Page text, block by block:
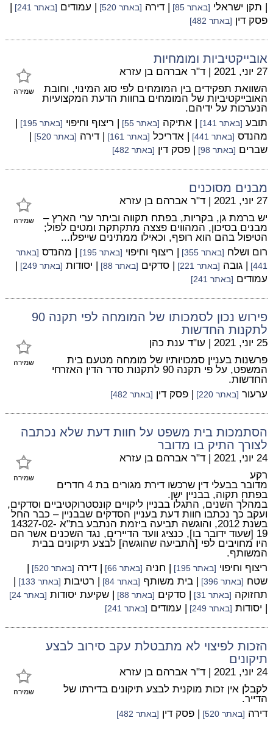
| תקן ישראלי [באתר 85] | דירה [באתר 520] | עמודים [באתר 241]
|
פסק דין [באתר 482]
אובייקטיביות ומומחיות
שמירה
27 יוני, 2021 | ד"ר אברהם בן עזרא
השוואת תפקידים בין המומחים לפי סוג המינוי, וחובת
האובייקטיביות של המומחים בחוות הדעת המקצועיות
הנערכות על ידיהם.
תובע [באתר 141] | אתיקה [באתר 55] | ריצוף וחיפוי [באתר 195]
|
מהנדס [באתר 441] | אדריכל [באתר 161] | דירה [באתר 520]
|
שברים [באתר 98] | פסק דין [באתר 482]
מבנים מסוכנים
שמירה
27 יוני, 2021 | ד"ר אברהם בן עזרא
יש ברמת גן, בקריות, בפתח תקווה וביתר ערי הארץ –
מבנים בסיכון, המהווים פצצה מתקתקת ומטים לפול;
הטיפול בהם הוא רופף, וכאילו ממתינים שייפלו...
רום ושלח [באתר 355] | ריצוף וחיפוי [באתר 195] | מהנדס [באתר
441]
| גובה [באתר 221] | סדקים [באתר 88] | יסודות [באתר 249]
|
עמודים [באתר 241]
פירוש נכון לסמכותו של המומחה לפי תקנה 90
לתקנות החדשות
שמירה
25 יוני, 2021 | עו"ד ענת כהן
פרשנות בעניין סמכויותיו של מומחה מטעם בית
המשפט, על פי תקנה 90 לתקנות סדר הדין האזרחי
החדשות.
ערעור [באתר 220] | פסק דין [באתר 482]
הסתמכות בית משפט על חוות דעת שלא נכתבה
לצורך התיק בו מדובר
שמירה
24 יוני, 2021 | ד"ר אברהם בן עזרא
רקע
מדובר בבעלי דין שרכשו דירת מגורים בת 4 חדרים
בפתח תקוה, בבניין ישן.
במהלך השנים, התגלו בבניין ליקויים קונסטרוקטיביים וסדקים,
ועקב כך נכתבו חוות דעת בעניין הסדקים שבבניין – כבר החל
בשנת 2012, והוגשה תביעה ביזמת הנתבע בת"א 14327-02-
19 [שעוד ידובר בו], כנציג וועד הדיירים, נגד השכנים אשר הם
היו מחויבים לפי [התביעה שהוגשה] לבצע תיקונים בבית
המשותף.
ריצוף וחיפוי [באתר 195] | חניה [באתר 66] | דירה [באתר 520]
|
שטח [באתר 396] | בית משותף [באתר 84] | רטיבות [באתר 133]
|
תחזוקה [באתר 31] | סדקים [באתר 88] | שקיעת יסודות [באתר 24]
| יסודות [באתר 249] | עמודים [באתר 241]
הזכות לפיצוי לא מתבטלת עקב סירוב לבצע
תיקונים
שמירה
24 יוני, 2021 | ד"ר אברהם בן עזרא
לקבלן אין זכות מוקנית לבצע תיקונים בדירתו של
הדייר.
דירה [באתר 520] | פסק דין [באתר 482]